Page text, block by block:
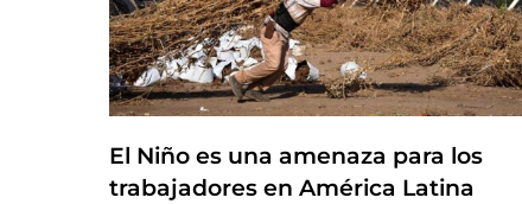
El Niño es una amenaza para los
trabajadores en América Latina